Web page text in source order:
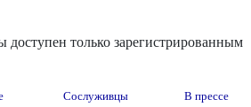
доступен только зарегистрированным
Сослуживцы В прессе